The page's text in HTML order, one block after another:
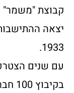
יצאה
1933.
בקיבוץ 100 חברים.